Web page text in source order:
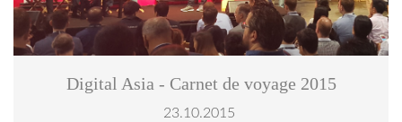
Digital Asia - Carnet de voyage 2015
23.10.2015